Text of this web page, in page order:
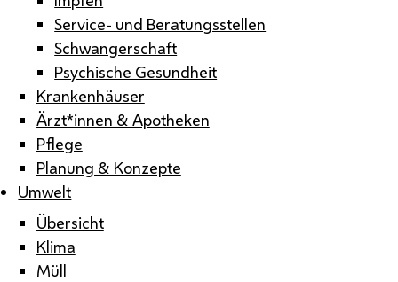
Service- und Beratungsstellen
Schwangerschaft
Psychische Gesundheit
Krankenhäuser
Ärzt*innen & Apotheken
Pflege
Planung & Konzepte
Umwelt
Übersicht
Klima
Müll